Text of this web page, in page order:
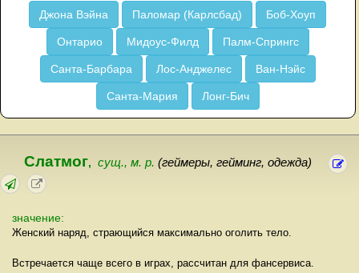
Джона Вэйна
Паломар (Карлсбад) Боб-Хоуп
Онтарио Мидоус-Филд Палм-Спрингс
Санта-Барбара Лос-Анджелес Ван-Нэйс
Санта-Мария Лонг-Бич
Слатмог, сущ., м. р. (геймеры, гейминг, одежда)
значение:
Женский наряд, страющийся максимально оголить тело.
Встречается чаще всего в играх, рассчитан для фансервиса.